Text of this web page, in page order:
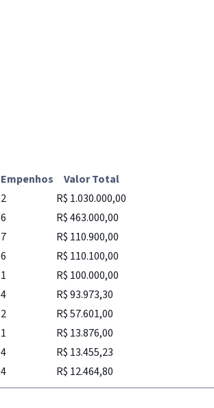
Empenhos
Valor Total
2
R$ 1.030.000,00
6
R$ 463.000,00
7
R$ 110.900,00
6
R$ 110.100,00
1
R$ 100.000,00
4
R$ 93.973,30
2
R$ 57.601,00
1
R$ 13.876,00
4
R$ 13.455,23
4 R$ 12.464,80